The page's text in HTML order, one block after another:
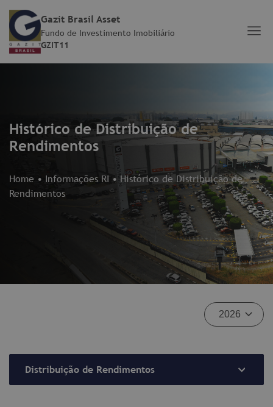
Gazit Brasil Asset
Fundo de Investimento Imobiliário
GZIT11
Histórico de Distribuição de
Rendimentos
Home • Informações RI •Histórico de Distribuição de
Rendimentos
Distribuição de Rendimentos